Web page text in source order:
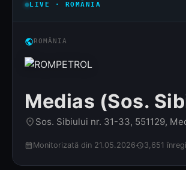
LIVE · ROMÂNIA
publicROMÂNIA
Medias (Sos.
place Sos. Sibiului nr. 31-33, 551129,
calendar_month Monitorizată din 21.05.2026history3,651